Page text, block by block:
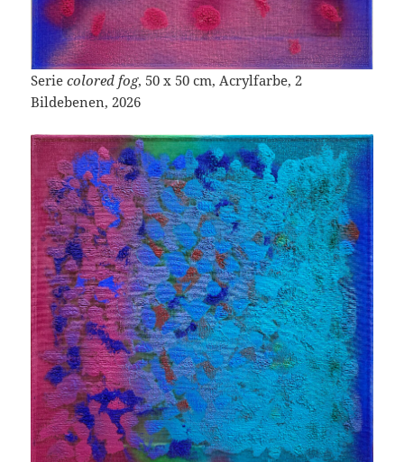
Seriecolored fog, 50 x 50 cm, Acrylfarbe, 2
Bildebenen, 2026